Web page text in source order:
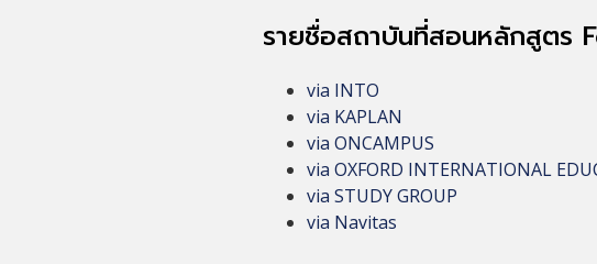
รายชื่อสถาบันที่สอนหลักสูตร
via INTO
via KAPLAN
via ONCAMPUS
via OXFORD INTERNATIONAL
via STUDY GROUP
via Navitas